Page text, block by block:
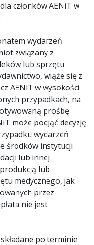
członków AENiT w
wydarzeń
związany z
lub sprzętu
wiąże się z
AENiT w wysokości
przypadkach, na
prośbę
może podjąć decyzję
wydarzeń
środków instytucji
lub innej
lub
medycznego, jak
przez
nie jest
po terminie